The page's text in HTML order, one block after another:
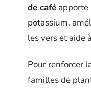
de café apporte
potassium,
les vers et aide
Pour renforcer
familles de